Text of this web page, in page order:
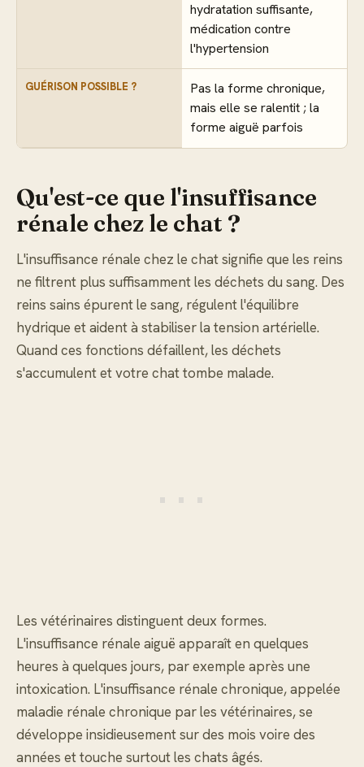
hydratation suffisante,
médication contre
l'hypertension
GUÉRISON POSSIBLE ?
Pas la forme chronique,
mais elle se ralentit ; la
forme aiguë parfois
Qu'est-ce que l'insuffisance
rénale chez le chat ?
L'insuffisance rénale chez le chat signifie que les reins
ne filtrent plus suffisamment les déchets du sang. Des
reins sains épurent le sang, régulent l'équilibre
hydrique et aident à stabiliser la tension artérielle.
Quand ces fonctions défaillent, les déchets
s'accumulent et votre chat tombe malade.
Les vétérinaires distinguent deux formes.
L'insuffisance rénale aiguë apparaît en quelques
heures à quelques jours, par exemple après une
intoxication. L'insuffisance rénale chronique, appelée
maladie rénale chronique par les vétérinaires, se
développe insidieusement sur des mois voire des
années et touche surtout les chats âgés.